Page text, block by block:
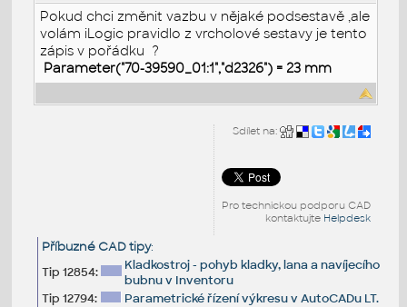
Pokud chci změnit vazbu v nějaké podsestavě ,ale
volám iLogic pravidlo z vrcholové sestavy je tento
zápis v pořádku ?
Parameter("70-39590_01:1","d2326") = 23 mm
Sdílet na:
Pro technickou podporu CAD
kontaktujte Helpdesk
Příbuzné CAD tipy:
Tip 12854:
Kladkostroj - pohyb kladky, lana a navíjecího
bubnu v Inventoru
Tip 12794:
Parametrické řízení výkresu v AutoCADu LT.